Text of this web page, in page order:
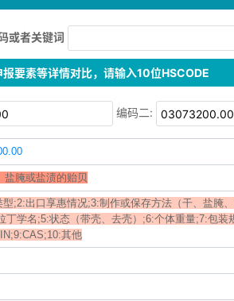
或者关键词
要素等详情对比，请输入10位HSCODE
编码二:
盐腌或盐渍的贻贝
型;2:出口享惠情况;3:制作或保存方法（干、盐腌
丁学名;5:状态（带壳、去壳）;6:个体重量;7:包装
其他